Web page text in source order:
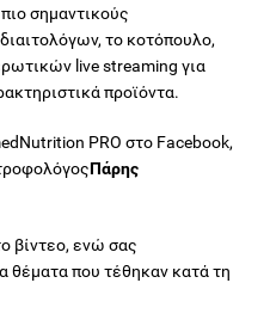
σημαντικούς
το κοτόπουλο,
live streaming για
προϊόντα.
PRO στο Facebook,
Πάρης
βίντεο, ενώ σας
θέματα που τέθηκαν κατά τη